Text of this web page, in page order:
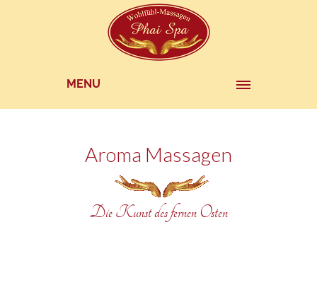
MENU
Aroma Massagen
Die Kunst des fernen Osten